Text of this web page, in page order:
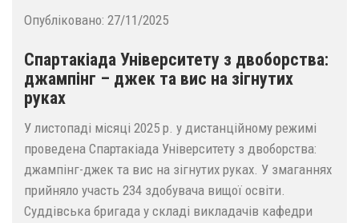
Опубліковано: 27/11/2025
Спартакіада Університету з двоборства:
джампінг – джек та вис на зігнутих
руках
У листопаді місяці 2025 р. у дистанційному режимі
проведена Спартакіада Університету з двоборства:
джампінг-джек та вис на зігнутих руках. У змаганнях
прийняло участь 234 здобувача вищої освіти.
Суддівська бригада у складі викладачів кафедри